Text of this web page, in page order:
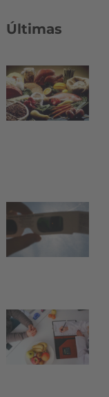
Últimas